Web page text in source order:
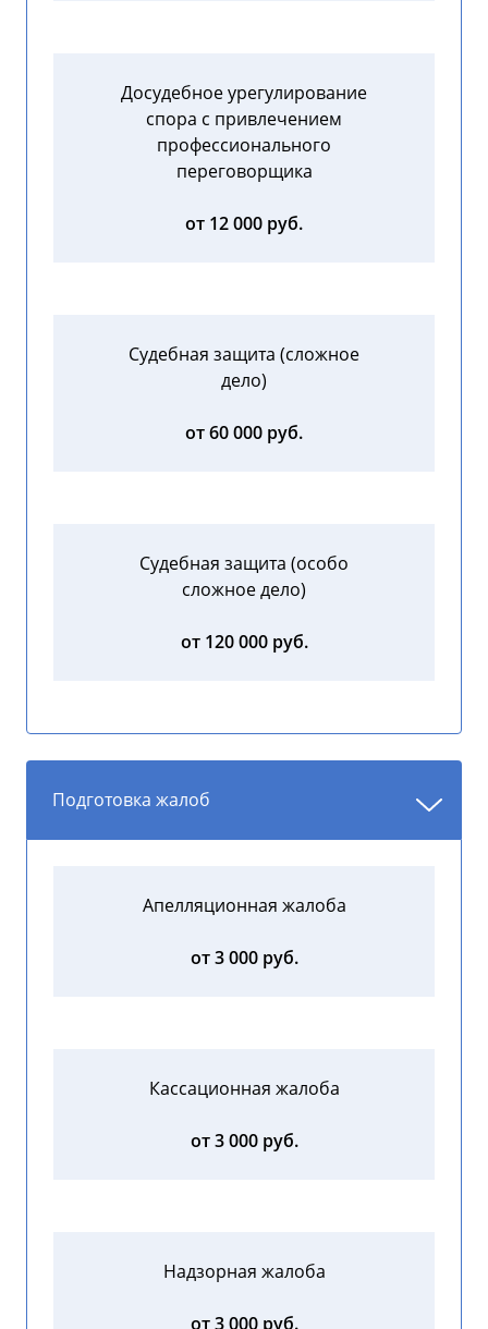
Досудебное урегулирование
спора с привлечением
профессионального
переговорщика
от 12 000 руб.
Судебная защита (сложное
дело)
от 60 000 руб.
Судебная защита (особо
сложное дело)
от 120 000 руб.
Подготовка жалоб
Апелляционная жалоба
от 3 000 руб.
Кассационная жалоба
от 3 000 руб.
Надзорная жалоба
от 3 000 руб.